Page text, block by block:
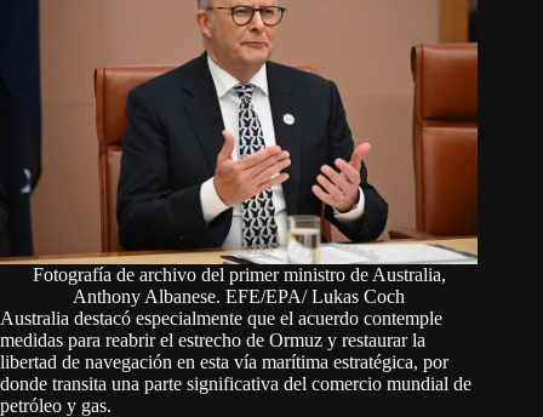
Fotografía de archivo del primer ministro de Australia,
Anthony Albanese. EFE/EPA/ Lukas Coch
Australia destacó especialmente que el acuerdo contemple
medidas para reabrir el estrecho de Ormuz y restaurar la
libertad de navegación en esta vía marítima estratégica, por
donde transita una parte significativa del comercio mundial de
petróleo y gas.